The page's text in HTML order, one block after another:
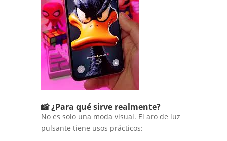
📸 ¿Para qué sirve realmente?
No es solo una moda visual. El aro de luz
pulsante tiene usos prácticos: